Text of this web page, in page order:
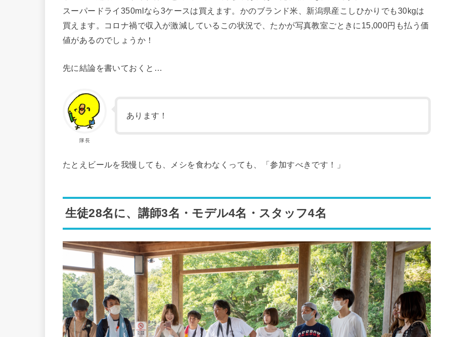
スーパードライ350mlなら3ケースは買えます。かのブランド米、新潟県産こしひかりでも30kgは
買えます。コロナ禍で収入が激減しているこの状況で、たかが写真教室ごときに15,000円も払う価
値があるのでしょうか！
先に結論を書いておくと…
隊長
あります！
たとえビールを我慢しても、メシを食わなくっても、「参加すべきです！」
生徒28名に、講師3名・モデル4名・スタッフ4名